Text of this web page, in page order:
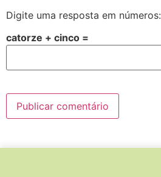
Digite uma resposta em números:
catorze + cinco =